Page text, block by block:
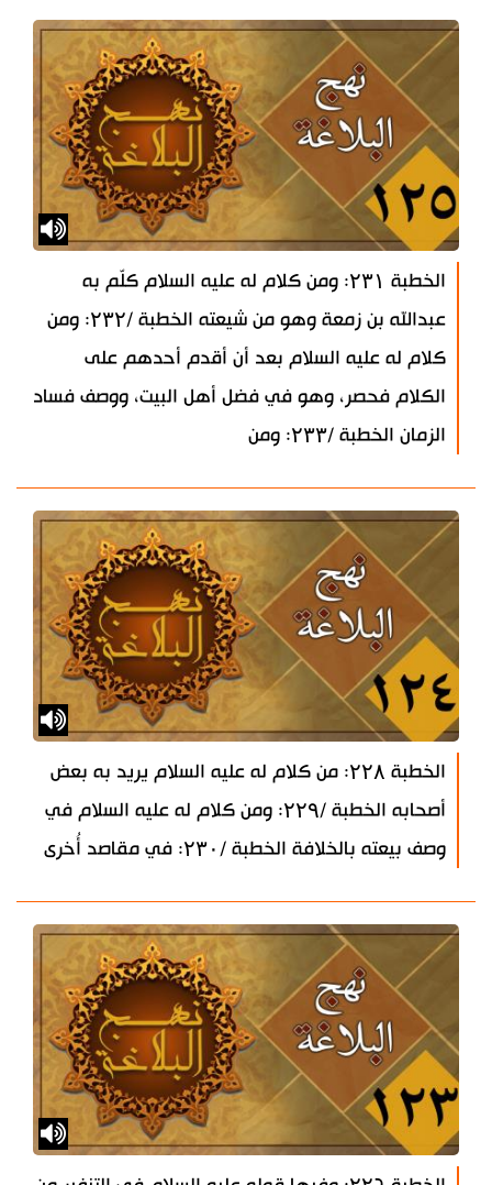
الخطبة ۲۳۱: ومن كلام له عليه السلام كلّم به
عبدالله بن زمعة وهو من شيعته الخطبة /۲۳۲: ومن
كلام له عليه السلام بعد أن أقدم أحدهم على
الكلام فحصر، وهو في فضل أهل البيت، ووصف فساد
الزمان الخطبة /۲۳۳: ومن
الخطبة ۲۲۸: من كلام له عليه السلام يريد به بعض
أصحابه الخطبة /۲۲۹: ومن كلام له عليه السلام في
وصف بيعته بالخلافة الخطبة /۲۳۰: في مقاصد أُخرى